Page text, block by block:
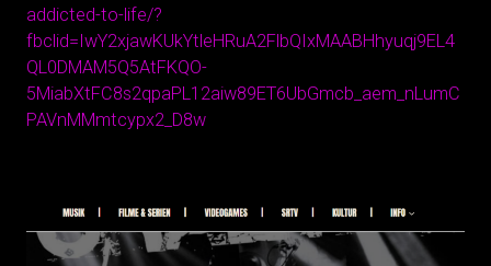
addicted-to-life/?
fbclid=IwY2xjawKUkYtleHRuA2FlbQIxMAABHhyuqj9EL4
QL0DMAM5Q5AtFKQO-
5MiabXtFC8s2qpaPL12aiw89ET6UbGmcb_aem_nLumC
PAVnMMmtcypx2_D8w